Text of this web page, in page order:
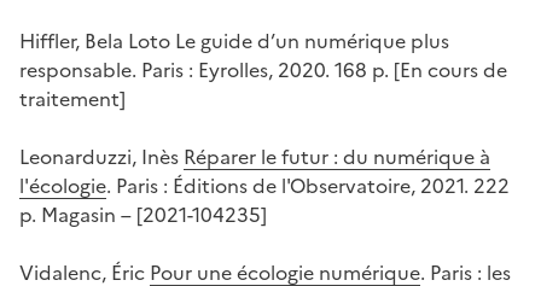
Hiffler, Bela Loto Le guide d’un numérique plus
responsable. Paris : Eyrolles, 2020. 168 p. [En cours de
traitement]
Leonarduzzi, Inès Réparer le futur : du numérique à
l'écologie. Paris : Éditions de l'Observatoire, 2021. 222
p. Magasin – [2021-104235]
Vidalenc, Éric Pour une écologie numérique. Paris : les